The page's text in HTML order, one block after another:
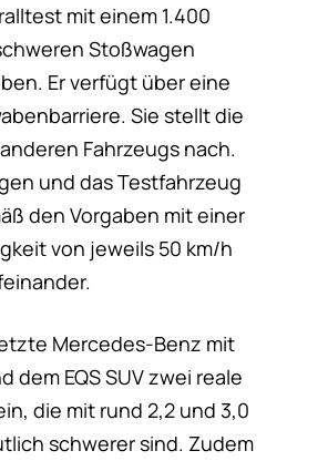
mit einem 1.400
Stoßwagen
Er verfügt über eine
Sie stellt die
Fahrzeugs nach.
und das Testfahrzeug
den Vorgaben mit einer
von jeweils 50 km/h
Mercedes-Benz mit
dem EQS SUV zwei reale
die mit rund 2,2 und 3,0
schwerer sind. Zudem